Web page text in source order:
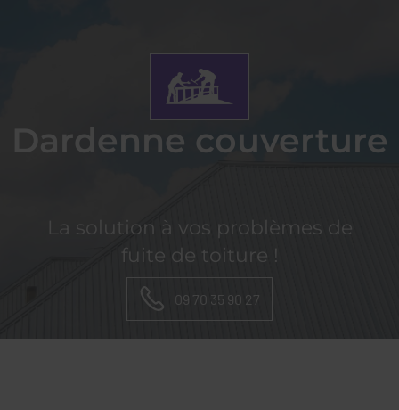
Dardenne couverture
La solution à vos problèmes de
fuite de toiture !
09 70 35 90 27